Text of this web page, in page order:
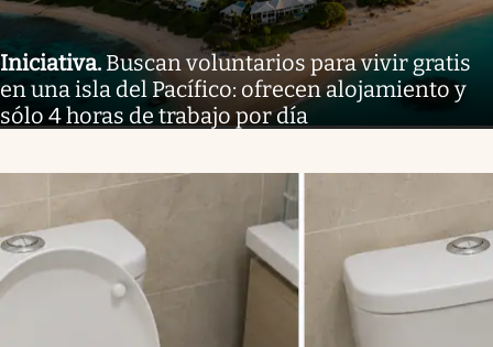
Iniciativa. Buscan voluntarios para vivir gratis
en una isla del Pacífico: ofrecen alojamiento y
sólo 4 horas de trabajo por día